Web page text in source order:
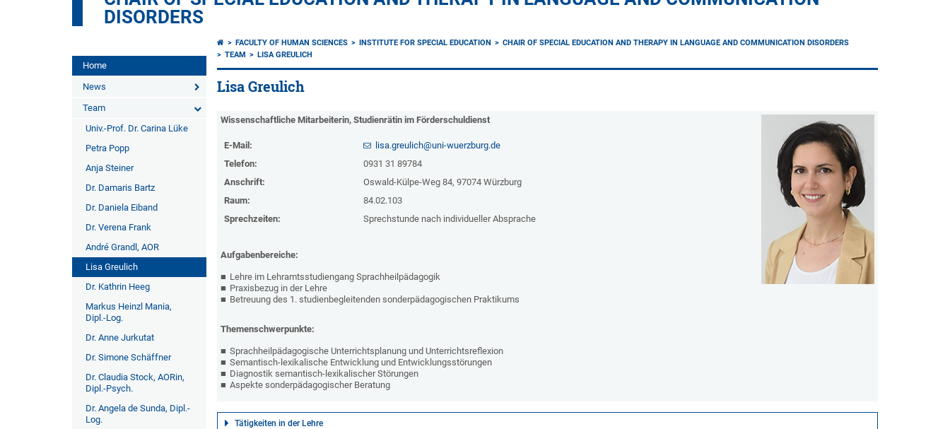
DISORDERS
Home
News
Team
Univ.-Prof. Dr. Carina Lüke
Petra Popp
Anja Steiner
Dr. Damaris Bartz
Dr. Daniela Eiband
Dr. Verena Frank
André Grandl, AOR
Lisa Greulich
Dr. Kathrin Heeg
Markus Heinzl Mania,
Dipl.-Log.
Dr. Anne Jurkutat
Dr. Simone Schäffner
Dr. Claudia Stock, AORin,
Dipl.-Psych.
Dr. Angela de Sunda, Dipl.-
Log.
FACULTY OF HUMAN SCIENCES INSTITUTE FOR SPECIAL EDUCATION
CHAIR OF SPECIAL EDUCATION AND THERAPY IN LANGUAGE AND COMMUNICATION DISORDERS
TEAM
LISA GREULICH
Lisa Greulich
Wissenschaftliche Mitarbeiterin, Studienrätin im Förderschuldienst
E-Mail:
lisa.greulich@uni-wuerzburg.de
Telefon:
0931 31 89784
Anschrift:
Oswald-Külpe-Weg 84, 97074 Würzburg
Raum:
84.02.103
Sprechzeiten:
Sprechstunde nach individueller Absprache
Aufgabenbereiche:
Lehre im Lehramtsstudiengang Sprachheilpädagogik
Praxisbezug in der Lehre
Betreuung des 1. studienbegleitenden sonderpädagogischen Praktikums
Themenschwerpunkte:
Sprachheilpädagogische Unterrichtsplanung und Unterrichtsreflexion
Semantisch-lexikalische Entwicklung und Entwicklungsstörungen
Diagnostik semantisch-lexikalischer Störungen
Aspekte sonderpädagogischer Beratung
Tätigkeiten in der Lehre